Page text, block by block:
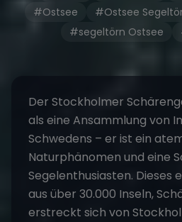
#Ostsee
#Ostsee
#segeltörn Ostsee
Der Stockholmer
als eine Ansammlung von
Schwedens – er ist ein
Naturphänomen und eine
Segelenthusiasten. Dieses
aus über 30.000 Inseln,
erstreckt sich von